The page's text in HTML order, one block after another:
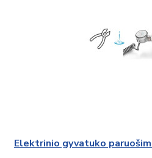
Elektrinio gyvatuko